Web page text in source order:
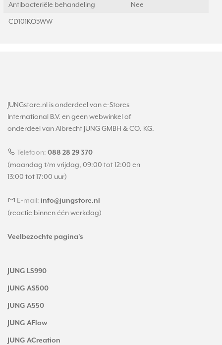
Antibacteriële behandeling Nee
CD101KO5WW
JUNGstore.nl is onderdeel van e-Stores
International B.V. en geen webwinkel of
onderdeel van Albrecht JUNG GMBH & CO. KG.
Telefoon: 088 28 29 370
(maandag t/m vrijdag, 09:00 tot 12:00 en
13:00 tot 17:00 uur)
E-mail: info@jungstore.nl
(reactie binnen één werkdag)
Veelbezochte pagina's
JUNG LS990
JUNG AS500
JUNG A550
JUNG AFlow
JUNG ACreation